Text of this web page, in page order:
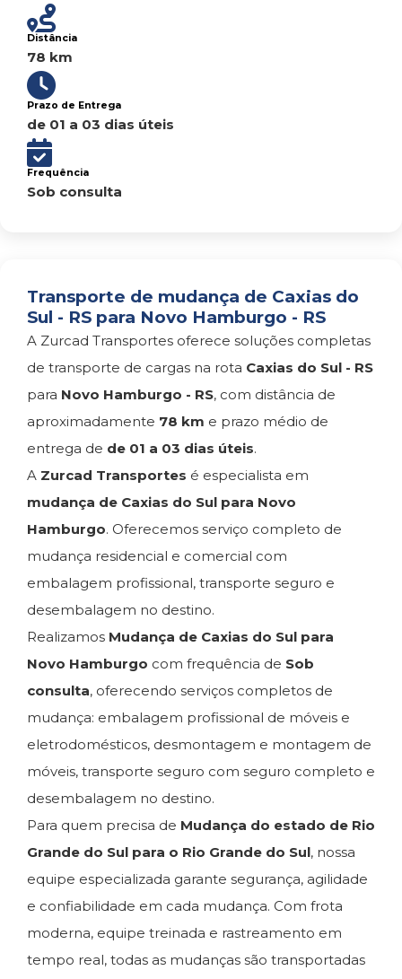
Distância
78 km
Prazo de Entrega
de 01 a 03 dias úteis
Frequência
Sob consulta
Transporte de mudança de Caxias do
Sul - RS para Novo Hamburgo - RS
A Zurcad Transportes oferece soluções completas
de transporte de cargas na rota Caxias do Sul - RS
para Novo Hamburgo - RS, com distância de
aproximadamente 78 km e prazo médio de
entrega de de 01 a 03 dias úteis.
A Zurcad Transportes é especialista em
mudança de Caxias do Sul para Novo
Hamburgo. Oferecemos serviço completo de
mudança residencial e comercial com
embalagem profissional, transporte seguro e
desembalagem no destino.
Realizamos Mudança de Caxias do Sul para
Novo Hamburgo com frequência de Sob
consulta, oferecendo serviços completos de
mudança: embalagem profissional de móveis e
eletrodomésticos, desmontagem e montagem de
móveis, transporte seguro com seguro completo e
desembalagem no destino.
Para quem precisa de Mudança do estado de Rio
Grande do Sul para o Rio Grande do Sul, nossa
equipe especializada garante segurança, agilidade
e confiabilidade em cada mudança. Com frota
moderna, equipe treinada e rastreamento em
tempo real, todas as mudanças são transportadas